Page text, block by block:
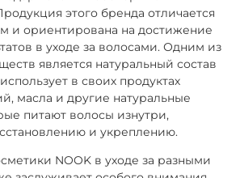
этого бренда отличается
и ориентирована на достижение
в уходе за волосами. Одним из
является натуральный состав
в своих продуктах
масла и другие натуральные
питают волосы изнутри,
и укреплению.
NOOK в уходе за разными